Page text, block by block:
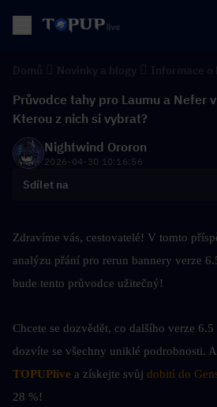
Průvodce tahy pro Laumu a Nefer
Kterou z nich si vybrat?
Nightwind Ororon
2026-04-30 10:16:56
Sdílet na
Zdravíme vás, cestovatelé! V tomto
analýzu přání pro rerun bannery verze
bude tento průvodce užitečný!
Chcete se dozvědět, co dalšího verze
TOPUPlive a získejte svůj dobití do
28 %!